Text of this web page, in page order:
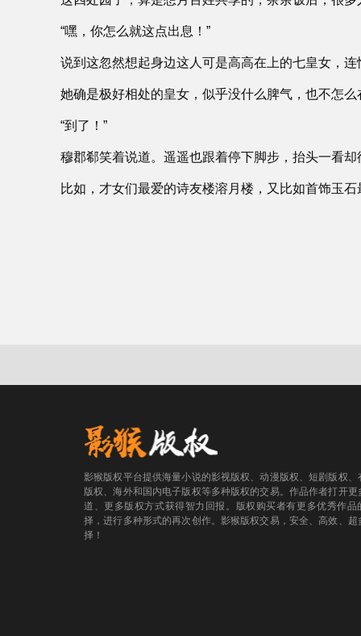
“嘿，你怎么就这点出息！”
说到这忽然想起身边这人可是高高在上的七皇女，
她确是极好相处的皇女，似乎没什么脾气，也不怎
“到了！”
穆郡郗笑着说道。遥遥也跟着停下脚步，抬头一看
比如，才女们最爱的诗友楼溶月楼，又比如首饰玉
影猴版权平台提供海量小说的影视版权、动漫版权、短剧版权、
版权、海外和国内电子版权等多种版权的交易。作品作者打开更
道、更多版权方式获得智力回报。版权购买者有更多优秀作品
择，进行多种形式的再次创作。影猴版权交易，安全、高效、超
择！